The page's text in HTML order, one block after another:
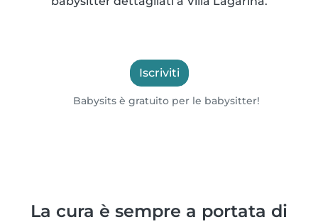
Iscriviti
Babysits è gratuito per le babysitter!
La cura è sempre a portata di